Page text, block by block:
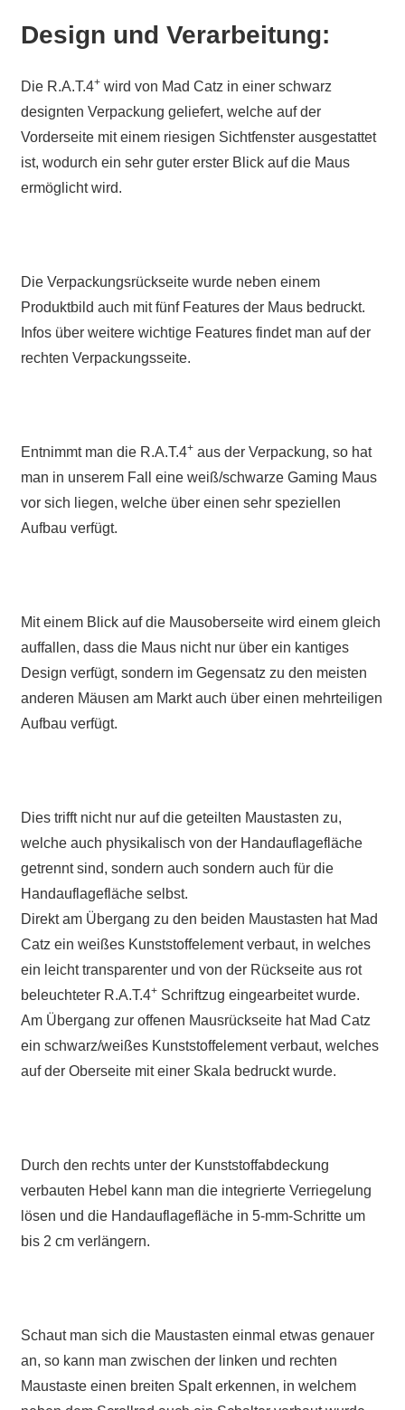
Design und Verarbeitung:
Die R.A.T.4+wird von Mad Catz in einer schwarz
designten Verpackung geliefert, welche auf der
Vorderseite mit einem riesigen Sichtfenster ausgestattet
ist, wodurch ein sehr guter erster Blick auf die Maus
ermöglicht wird.
Die Verpackungsrückseite wurde neben einem
Produktbild auch mit fünf Features der Maus bedruckt.
Infos über weitere wichtige Features findet man auf der
rechten Verpackungsseite.
Entnimmt man die R.A.T.4+aus der Verpackung, so hat
man in unserem Fall eine weiß/schwarze Gaming Maus
vor sich liegen, welche über einen sehr speziellen
Aufbau verfügt.
Mit einem Blick auf die Mausoberseite wird einem gleich
auffallen, dass die Maus nicht nur über ein kantiges
Design verfügt, sondern im Gegensatz zu den meisten
anderen Mäusen am Markt auch über einen mehrteiligen
Aufbau verfügt.
Dies trifft nicht nur auf die geteilten Maustasten zu,
welche auch physikalisch von der Handauflagefläche
getrennt sind, sondern auch sondern auch für die
Handauflagefläche selbst.
Direkt am Übergang zu den beiden Maustasten hat Mad
Catz ein weißes Kunststoffelement verbaut, in welches
ein leicht transparenter und von der Rückseite aus rot
beleuchteter R.A.T.4+Schriftzug eingearbeitet wurde.
Am Übergang zur offenen Mausrückseite hat Mad Catz
ein schwarz/weißes Kunststoffelement verbaut, welches
auf der Oberseite mit einer Skala bedruckt wurde.
Durch den rechts unter der Kunststoffabdeckung
verbauten Hebel kann man die integrierte Verriegelung
lösen und die Handauflagefläche in 5-mm-Schritte um
bis 2 cm verlängern.
Schaut man sich die Maustasten einmal etwas genauer
an, so kann man zwischen der linken und rechten
Maustaste einen breiten Spalt erkennen, in welchem